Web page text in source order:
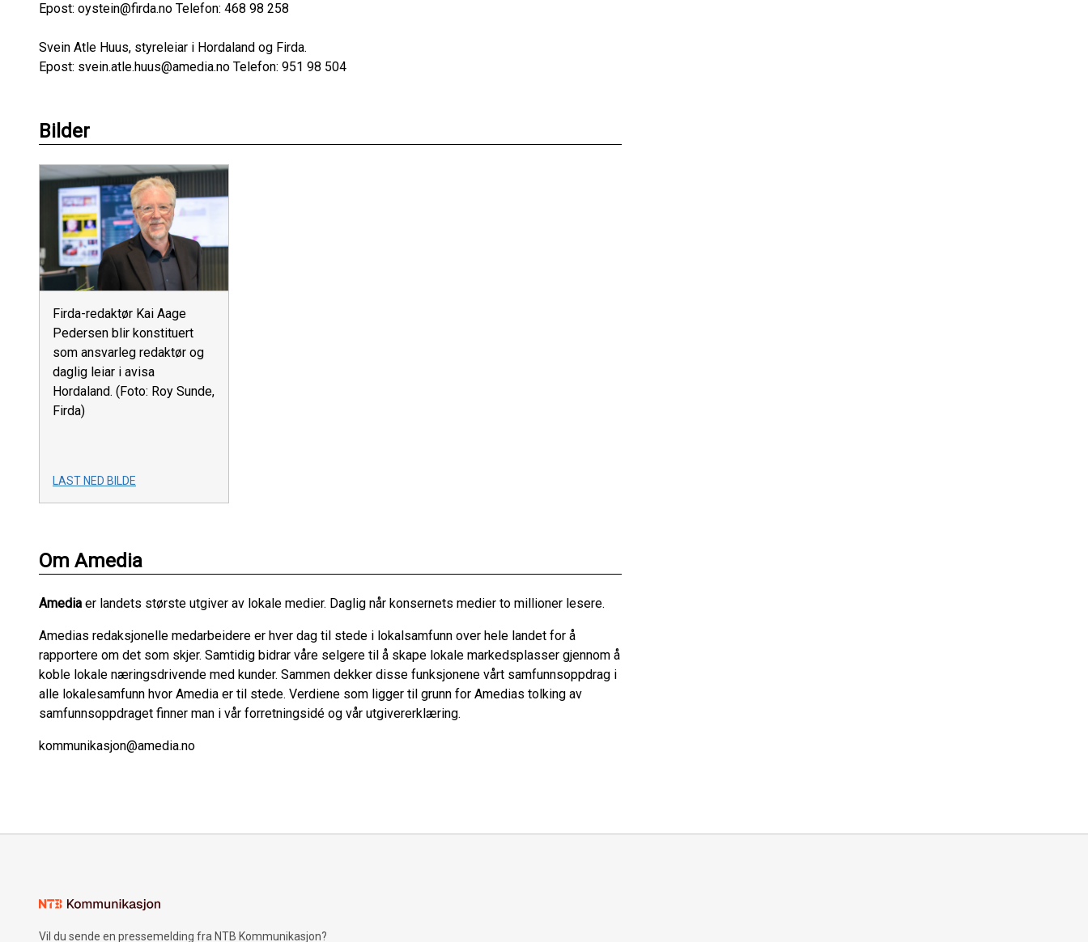
Epost: oystein@firda.no Telefon: 468 98 258
Svein Atle Huus, styreleiar i Hordaland og Firda.
Epost: svein.atle.huus@amedia.no Telefon: 951 98 504
Bilder
Firda-redaktør Kai Aage
Pedersen blir konstituert
som ansvarleg redaktør og
daglig leiar i avisa
Hordaland. (Foto: Roy Sunde,
Firda)
LAST NED BILDE
Om Amedia
Amedia er landets største utgiver av lokale medier. Daglig når konsernets medier to millioner lesere.
Amedias redaksjonelle medarbeidere er hver dag til stede i lokalsamfunn over hele landet for å
rapportere om det som skjer. Samtidig bidrar våre selgere til å skape lokale markedsplasser gjennom å
koble lokale næringsdrivende med kunder. Sammen dekker disse funksjonene vårt samfunnsoppdrag i
alle lokalesamfunn hvor Amedia er til stede. Verdiene som ligger til grunn for Amedias tolking av
samfunnsoppdraget finner man i vår forretningsidé og vår utgivererklæring.
kommunikasjon@amedia.no
Vil du sende en pressemelding fra NTB Kommunikasjon?